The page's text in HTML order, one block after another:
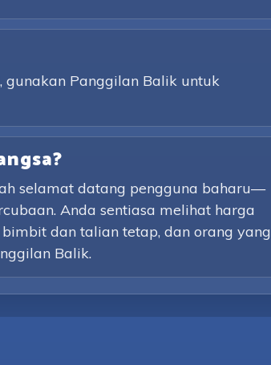
gunakan Panggilan Balik untuk
selamat datang pengguna baharu—
Anda sentiasa melihat harga
dan talian tetap, dan orang yang
Balik.